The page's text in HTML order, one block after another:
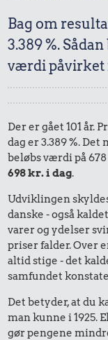
Bag om
3.389 %.
værdi påvirket
Der er gået 101 år.
dag er 3.389 %.
beløbs værdi på
698 kr. i dag.
Udviklingen
danske - også
varer og ydelser
priser falder. Over
altid stige - det
samfundet
Det betyder, at du
man kunne i 1925.
gør pengene